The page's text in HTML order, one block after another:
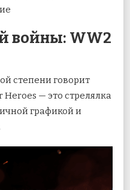
войны: WW2
степени говорит
Heroes — это стрелялка
графикой и